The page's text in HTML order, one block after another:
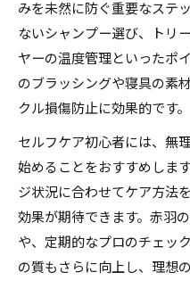
みを未然に防ぐ重要なステ
ないシャンプー選び、トリ
ヤーの温度管理といったポ
のブラッシングや寝具の素
クル損傷防止に効果的です。
セルフケア初心者には、無
始めることをおすすめしま
ジ状況に合わせてケア方法
効果が期待できます。赤羽
や、定期的なプロのチェッ
の質もさらに向上し、理想